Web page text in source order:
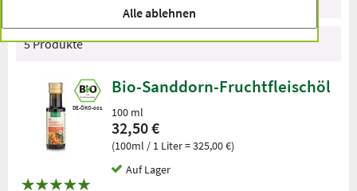
Sortieren nach Empfehlung
5 Produkte
DE-ÖKO-001
Bio-Sanddorn-Fruchtfleischöl
100 ml
32,50 €
(100ml / 1 Liter = 325,00 €)
Auf Lager
Alle ablehnen